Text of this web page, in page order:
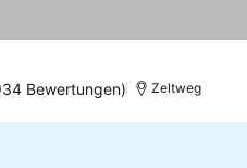
sehen
Bewertungen) Zeltweg